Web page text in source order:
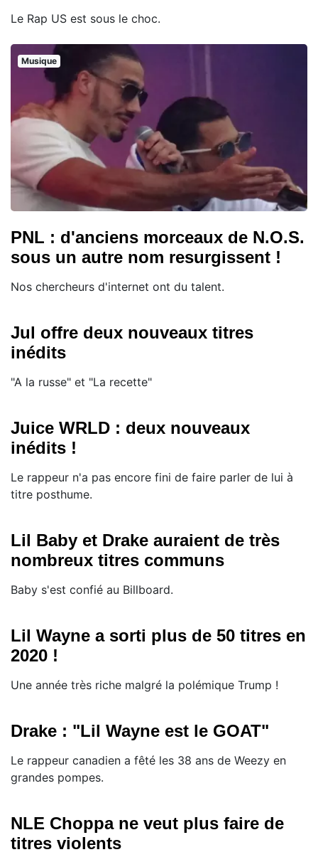
Le Rap US est sous le choc.
Musique
PNL : d'anciens morceaux de N.O.S.
sous un autre nom resurgissent !
Nos chercheurs d'internet ont du talent.
Jul offre deux nouveaux titres
inédits
"A la russe" et "La recette"
Juice WRLD : deux nouveaux
inédits !
Le rappeur n'a pas encore fini de faire parler de lui à
titre posthume.
Lil Baby et Drake auraient de très
nombreux titres communs
Baby s'est confié au Billboard.
Lil Wayne a sorti plus de 50 titres en
2020 !
Une année très riche malgré la polémique Trump !
Drake : "Lil Wayne est le GOAT"
Le rappeur canadien a fêté les 38 ans de Weezy en
grandes pompes.
NLE Choppa ne veut plus faire de
titres violents